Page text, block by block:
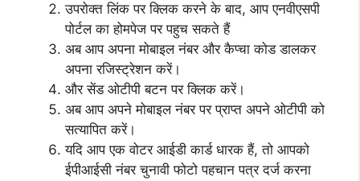
उपरोक्त लिंक पर क्लिक करने के बाद, आप एनवीएसपी
पोर्टल का होमपेज पर पहुच सकते हैं
अब आप अपना मोबाइल नंबर और कैप्चा कोड डालकर
अपना रजिस्ट्रेशन करें।
और सेंड ओटीपी बटन पर क्लिक करें।
अब आप अपने मोबाइल नंबर पर प्राप्त अपने ओटीपी को
सत्यापित करें।
यदि आप एक वोटर आईडी कार्ड धारक हैं, तो आपको
ईपीआईसी नंबर चुनावी फोटो पहचान पत्र दर्ज करना